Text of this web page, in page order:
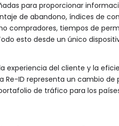
para proporcionar
de abandono, índices de
compradores, tiempos de
esto desde un único
experiencia del cliente y la
Re-ID representa un cambio de
de tráfico para los